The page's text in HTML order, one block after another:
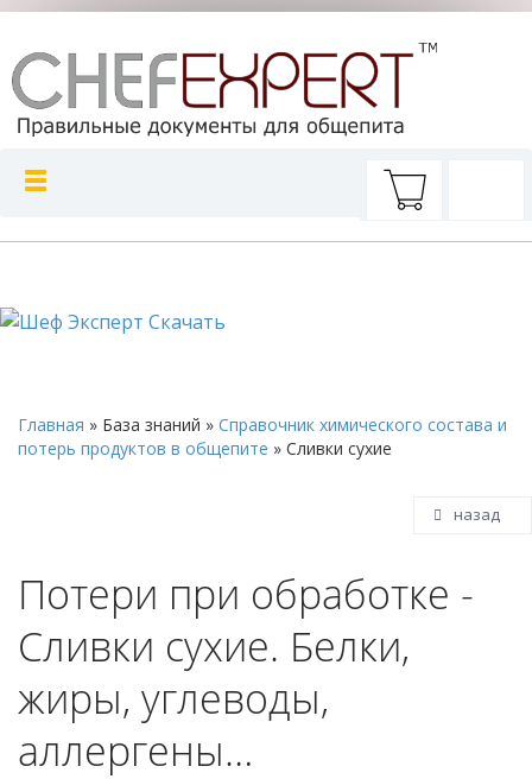
Главная » База знаний » Справочник химического состава и
потерь продуктов в общепите » Сливки сухие
назад
Потери при обработке -
Сливки сухие. Белки,
жиры, углеводы,
аллергены…